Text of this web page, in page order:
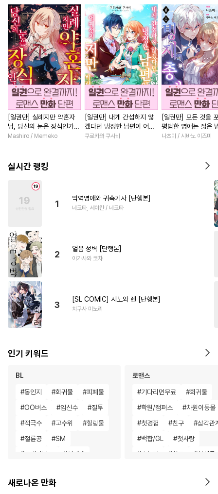
[일권만] 실례지만 약혼자
님, 당신의 눈은 장식인가
요? [단행본]
Mashiro / Memeko
[일권만] 내게 간섭하지 않
겠다던 냉정한 남편이 어째
선지 저만 바라봅니다 [단행
쿠로카와 쿠사비
[일권만] 모든 것을
평범한 영애는 젊은
총애를 받는다 [단행
나츠미 / 시바노 이즈미
실시간 랭킹
1
악역영애와 귀축기사 [단행본]
네코타, 세이칸 / 네코타
2
얼음 성벽 [단행본]
아가사와 코챠
3
[SL COMIC] 시노와 렌 [단행본]
치구사 미노리
인기 키워드
BL
#동인지 #회귀물 #피폐물
#OO버스 #임신수 #질투
#적극수 #고수위 #힐링물
#절륜공 #SM
#오메가버스 #연예계
#계략수 #능력수
로맨스
#기다리면무료 #회귀물
#학원/캠퍼스 #차원이동물
#첫경험 #친구 #삼각관
#백합/GL #첫사랑
# 초능력 #친구 #환생물
#
새로나온 만화